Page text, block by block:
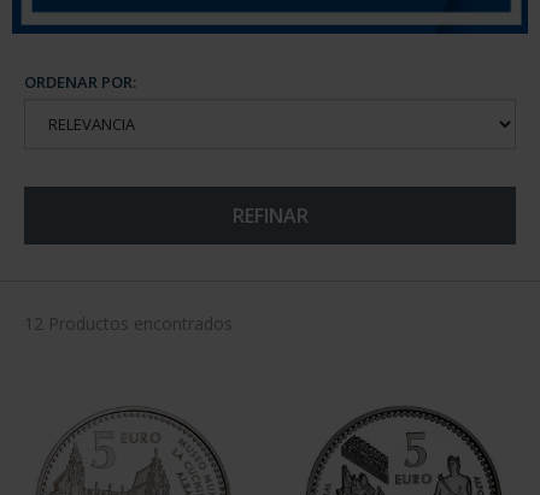
ORDENAR POR:
REFINAR
12 Productos encontrados